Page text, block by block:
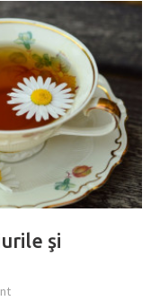
şi